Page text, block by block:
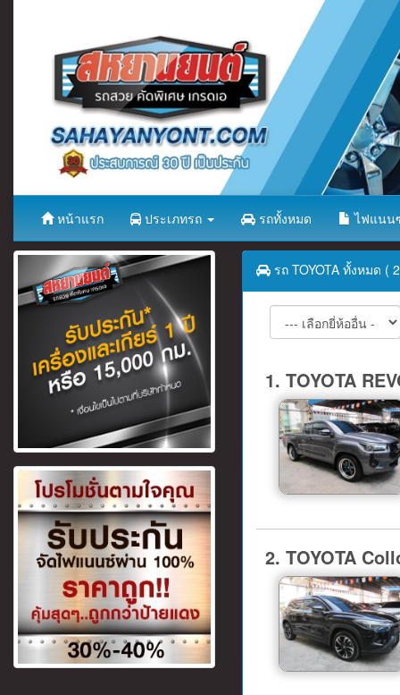
หน้าแรก ประเภทรถ รถทั้งหมด ไฟแนน
รถ TOYOTA ทั้งหมด (
1. TOYOTA
2. TOYOTA